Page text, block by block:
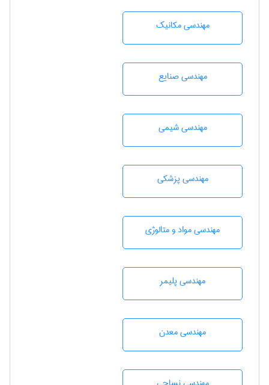
مهندسی مکانیک
مهندسی صنايع
مهندسي شيمی
مهندسی پزشکی
مهندسی مواد و متالوژی
مهندسی پليمر
مهندسی معدن